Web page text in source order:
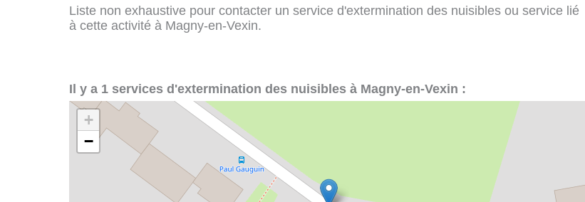
Liste non exhaustive pour contacter un service d'extermination des nuisibles ou service lié
à cette activité à Magny-en-Vexin.
Il y a 1 services d'extermination des nuisibles à Magny-en-Vexin :
+
−